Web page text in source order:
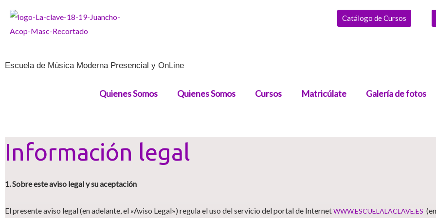
contenido
Catálogo de Cursos
Escuela de Música Moderna Presencial y OnLine
Quienes Somos Quienes Somos Cursos Matricúlate Galería de fotos
Información legal
1. Sobre este aviso legal y su aceptación
El presente aviso legal (en adelante, el «Aviso Legal») regula el uso del servicio del portal de InternetWWW.ESCUELALACLAVE.ES